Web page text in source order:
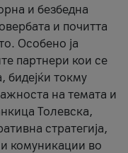
и безбедна
и почитта
Особено ја
партнери кои се
бидејќи токму
на темата и
Толевска,
стратегија,
комуникации во